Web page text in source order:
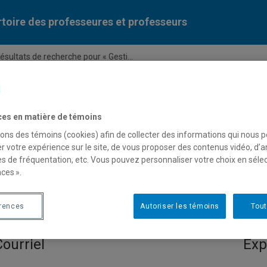
des professeures et professeurs
de recherche pour « Gesti...
Liste des professeures et professeurs par
« Gestion de projets
en matière de témoins
des témoins (cookies) afin de collecter des informations qui nous
votre expérience sur le site, de vous proposer des contenus vidéo,
de fréquentation, etc. Vous pouvez personnaliser votre choix en
».
Autoriser les témoins